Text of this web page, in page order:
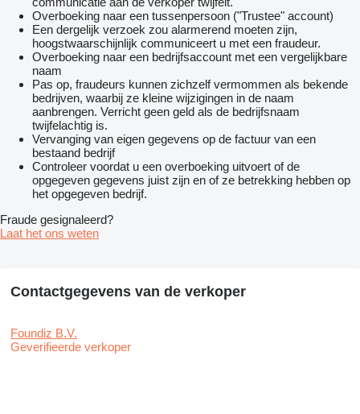
Overboeking naar een tussenpersoon ("Trustee" account)
Een dergelijk verzoek zou alarmerend moeten zijn,
hoogstwaarschijnlijk communiceert u met een fraudeur.
Overboeking naar een bedrijfsaccount met een vergelijkbare
naam
Pas op, fraudeurs kunnen zichzelf vermommen als bekende
bedrijven, waarbij ze kleine wijzigingen in de naam
aanbrengen. Verricht geen geld als de bedrijfsnaam
twijfelachtig is.
Vervanging van eigen gegevens op de factuur van een
bestaand bedrijf
Controleer voordat u een overboeking uitvoert of de
opgegeven gegevens juist zijn en of ze betrekking hebben op
het opgegeven bedrijf.
Fraude gesignaleerd?
Laat het ons weten
Contactgegevens van de verkoper
Foundiz B.V.
Geverifieerde verkoper